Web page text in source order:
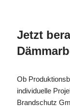
Jetzt
Ob
individuelle
Brandschutz